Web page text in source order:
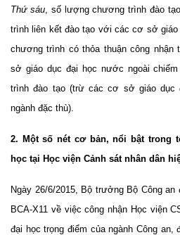
Thứ sáu, số lượng chương trình đào
trình liên kết đào tạo với các cơ sở
chương trình có thỏa thuận công
sở giáo dục đại học nước ngoài
trình đào tạo (trừ các cơ sở giáo dục
ngành đặc thù).
2. Một số nét cơ bản, nổi bật trong
học tại Học viện Cảnh sát nhân dân
Ngày 26/6/2015, Bộ trưởng Bộ Công
BCA-X11 về việc công nhận Học viện
đại học trọng điểm của ngành Công